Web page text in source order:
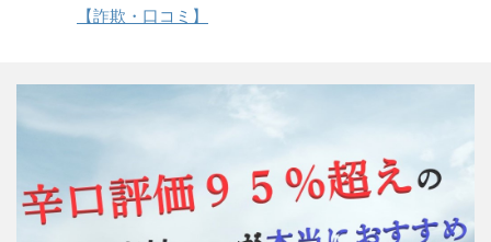
【詐欺・口コミ】